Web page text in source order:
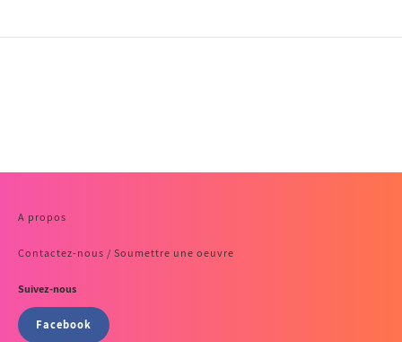
A propos
Contactez-nous / Soumettre une oeuvre
Suivez-nous
Facebook